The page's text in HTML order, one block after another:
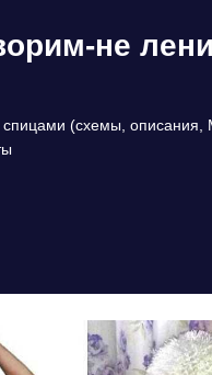
не
спицами (схемы, описания,